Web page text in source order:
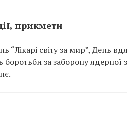
прикмети
“Лікарі світу за мир”, День
боротьби за заборону ядерної